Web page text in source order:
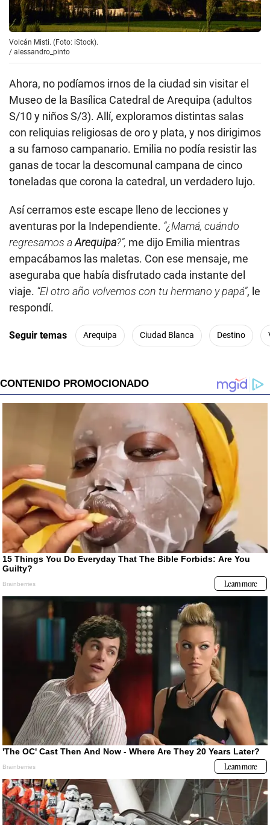
Volcán Misti. (Foto: iStock).
/ alessandro_pinto
Ahora, no podíamos irnos de la ciudad sin visitar el
Museo de la Basílica Catedral de Arequipa (adultos
S/10 y niños S/3). Allí, exploramos distintas salas
con reliquias religiosas de oro y plata, y nos dirigimos
a su famoso campanario. Emilia no podía resistir las
ganas de tocar la descomunal campana de cinco
toneladas que corona la catedral, un verdadero lujo.
Así cerramos este escape lleno de lecciones y
aventuras por la Independiente. “¿Mamá, cuándo
regresamos aArequipa?”, me dijo Emilia mientras
empacábamos las maletas. Con ese mensaje, me
aseguraba que había disfrutado cada instante del
viaje. “El otro año volvemos con tu hermano y papá”, le
respondí.
Seguir temas Arequipa Ciudad Blanca Destino